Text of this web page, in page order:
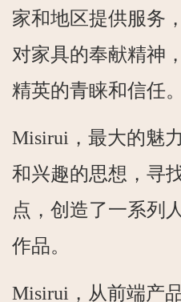
家和地区提供服务
对家具的奉献精神
精英的青睐和信任。
Misirui，最大的魅
和兴趣的思想，寻
点，创造了一系列
作品。
Misirui，从前端产